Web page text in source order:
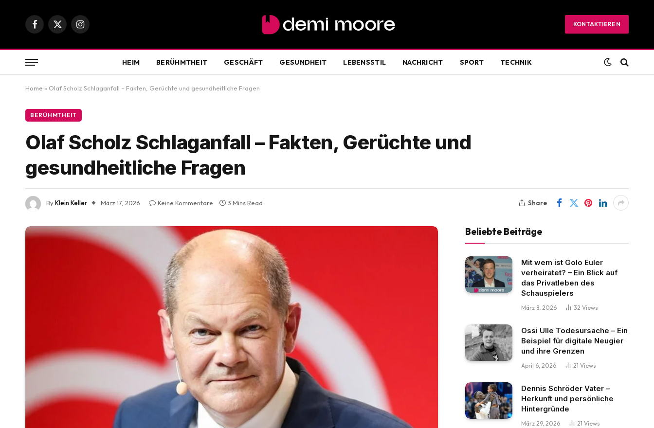
Facebook
X
Instagram
KONTAKTIEREN
HEIM BERÜHMTHEIT GESCHÄFT GESUNDHEIT LEBENSSTIL NACHRICHT SPORT TECHNIK
Home » Olaf Scholz Schlaganfall – Fakten, Gerüchte und gesundheitliche Fragen
BERÜHMTHEIT
Olaf Scholz Schlaganfall – Fakten, Gerüchte und
gesundheitliche Fragen
ByKlein Keller März 17, 2026 Keine Kommentare 3 Mins Read Share
Beliebte Beiträge
Mit wem ist Golo Euler
verheiratet? – Ein Blick auf
das Privatleben des
Schauspielers
März 8, 2026 32 Views
Ossi Ulle Todesursache – Ein
Beispiel für digitale Neugier
und ihre Grenzen
April 6, 2026 21 Views
Dennis Schröder Vater –
Herkunft und persönliche
Hintergründe
März 29, 2026 21 Views